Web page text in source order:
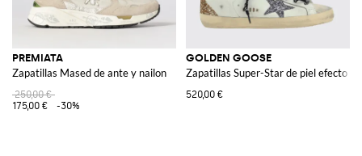
PREMIATA
Zapatillas Mased de ante y nailon
250,00 €
175,00 €
-30%
GOLDEN GOOSE
Zapatillas Super-Star de piel efecto
520,00 €